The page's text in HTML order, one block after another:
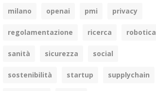
milano openai pmi privacy
regolamentazione ricerca robotica
sanità sicurezza social
sostenibilità startup supplychain